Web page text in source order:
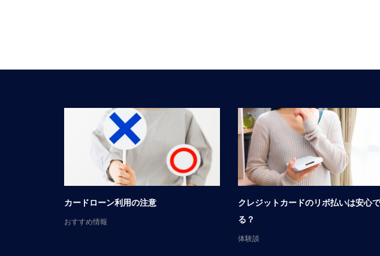
カードローン利用の注意
おすすめ情報
クレジットカードのリボ払いは安心
る？
体験談